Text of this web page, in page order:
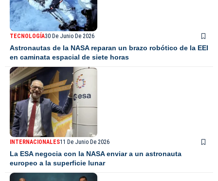
TECNOLOGÍA30 De Junio De 2026
Astronautas de la NASA reparan un brazo robótico de la EEI
en caminata espacial de siete horas
INTERNACIONALES11 De Junio De 2026
La ESA negocia con la NASA enviar a un astronauta
europeo a la superficie lunar